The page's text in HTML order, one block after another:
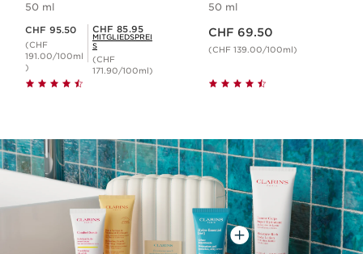
Gesicht für jeden
Hauttyp
50 ml
CHF 95.50
(CHF
191.00/100ml
)
Mitgliederpreis CHF 85.95
CHF 85.95
MITGLIEDSPREI
S
(CHF
171.90/100ml)
50 ml
CHF 69.50
(CHF 139.00/100ml)